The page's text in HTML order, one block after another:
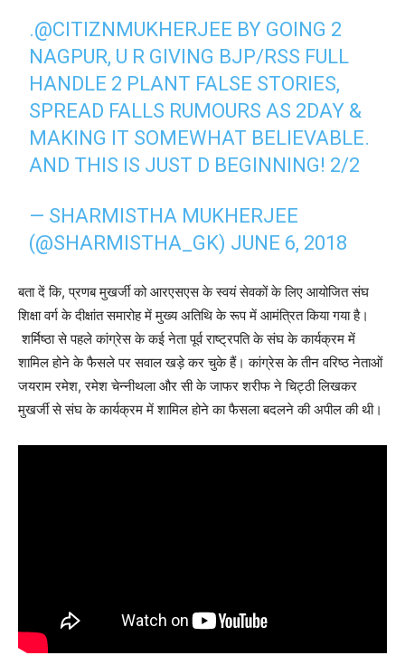
.@CITIZNMUKHERJEE BY GOING 2
NAGPUR, U R GIVING BJP/RSS FULL
HANDLE 2 PLANT FALSE STORIES,
SPREAD FALLS RUMOURS AS 2DAY &
MAKING IT SOMEWHAT BELIEVABLE.
AND THIS IS JUST D BEGINNING! 2/2
— SHARMISTHA MUKHERJEE
(@SHARMISTHA_GK) JUNE 6, 2018
बता दें कि, प्रणब मुखर्जी को आरएसएस के स्वयं सेवकों के लिए आयोजित संघ
शिक्षा वर्ग के दीक्षांत समारोह में मुख्य अतिथि के रूप में आमंत्रित किया गया है।
शर्मिष्ठा से पहले कांग्रेस के कई नेता पूर्व राष्ट्रपति के संघ के कार्यक्रम में
शामिल होने के फैसले पर सवाल खड़े कर चुके हैं। कांग्रेस के तीन वरिष्ठ नेताओं
जयराम रमेश, रमेश चेन्नीथला और सी के जाफर शरीफ ने चिट्ठी लिखकर
मुखर्जी से संघ के कार्यक्रम में शामिल होने का फैसला बदलने की अपील की थी।